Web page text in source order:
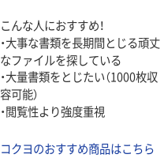
こんな人におすすめ！
・大事な書類を長期間とじる頑丈
なファイルを探している
・大量書類をとじたい（1000枚収
容可能）
・閲覧性より強度重視
コクヨのおすすめ商品はこちら